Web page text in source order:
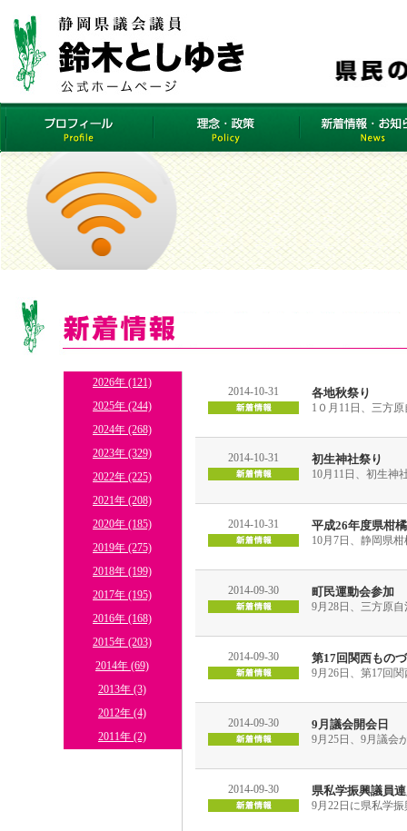
2026年 (121)
2025年 (244)
2024年 (268)
2023年 (329)
2022年 (225)
2021年 (208)
2020年 (185)
2019年 (275)
2018年 (199)
2017年 (195)
2016年 (168)
2015年 (203)
2014年 (69)
2013年 (3)
2012年 (4)
2011年 (2)
2014-10-31 各地秋祭り
1０月11日、三方
2014-10-31 初生神社祭り
10月11日、初生神
2014-10-31 平成26年度県柑
10月7日、静岡県
2014-09-30 町民運動会参加
9月28日、三方原
2014-09-30 第17回関西もの
9月26日、第17回
2014-09-30 9月議会開会日
9月25日、9月議会
2014-09-30 県私学振興議員
9月22日に県私学